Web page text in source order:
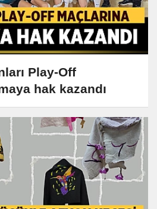
Play-Off
hak kazandı